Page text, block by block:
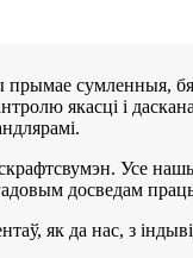
прымае сумленныя,
якасці і
Усе
досведам
як да нас, з